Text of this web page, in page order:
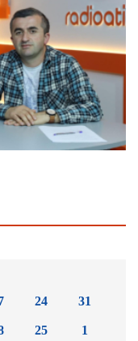
24
25
31
1